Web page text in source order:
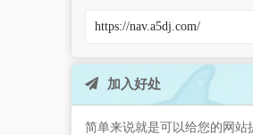
加入好处
简单来说就是可以给您的网站